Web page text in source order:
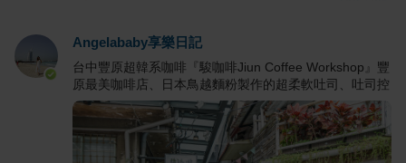
Angelababy享樂日記
台中豐原超韓系咖啡『駿咖啡Jiun Coffee Workshop』豐
原最美咖啡店、日本鳥越麵粉製作的超柔軟吐司、吐司控